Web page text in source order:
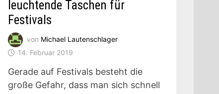
leuchtende Taschen für
Festivals
von Michael Lautenschlager
14. Februar 2019
Gerade auf Festivals besteht die
große Gefahr, dass man sich schnell